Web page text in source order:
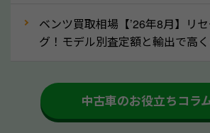
車を廃車にすると、自動車税の還付
付金をお客様に返還しない業者もあ
をする際には、自動車税の還付金の
かを確認するようにしてください。
ベンツ買取相場【’26年8月】リ
グ！モデル別査定額と輸出で高
中古車のお役立ちコラ